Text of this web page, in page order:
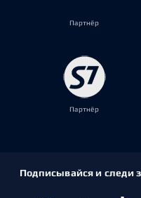
Партнёр
Партнёр
Подписывайся и следи